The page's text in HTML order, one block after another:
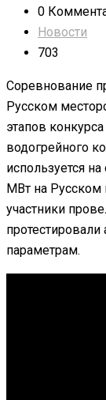
0
Новости
703
Соревнование
Русском
этапов
водогрейного
используется
МВт на Русском
участники
параметрам.